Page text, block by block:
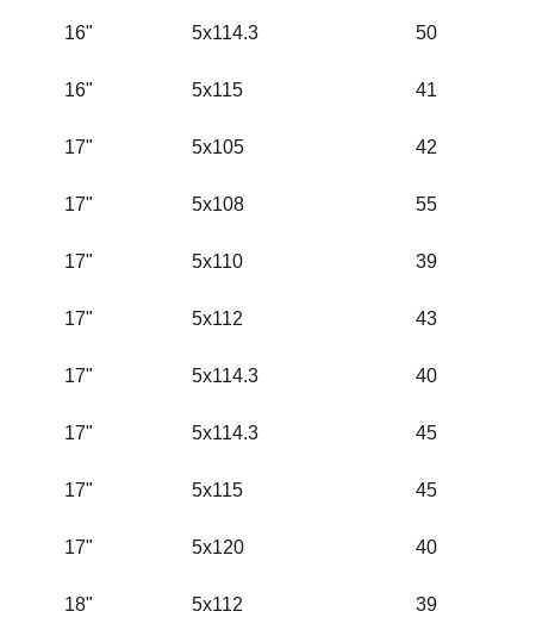
16" 5x114.3 50
16" 5x115 41
17" 5x105 42
17" 5x108 55
17" 5x110 39
17" 5x112 43
17" 5x114.3 40
17" 5x114.3 45
17" 5x115 45
17" 5x120 40
18" 5x112 39